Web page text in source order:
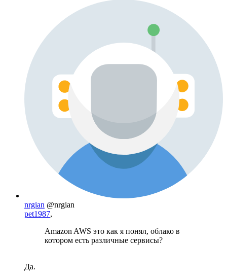
nrgian @nrgian
pet1987,
Amazon AWS это как я понял, облако в
котором есть различные сервисы?
Да.